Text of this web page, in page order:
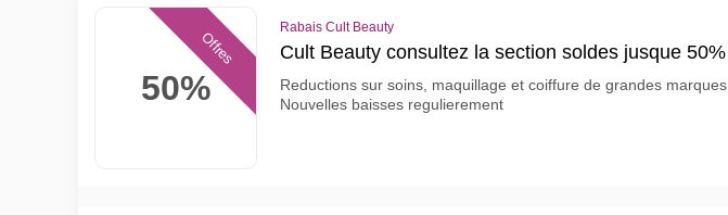
50%
Offres
Rabais Cult Beauty
Cult Beauty consultez la section soldes jusque 50%
Reductions sur soins, maquillage et coiffure de grandes marques.
Nouvelles baisses regulierement